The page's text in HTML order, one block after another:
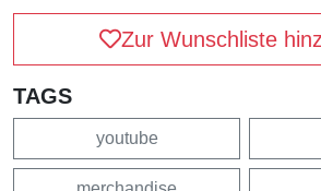
Zur Wunschliste
TAGS
youtube